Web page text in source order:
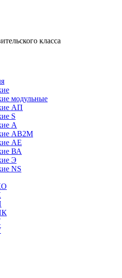
класса
модульные
АП
S
А
АВ2М
АЕ
ВА
Э
NS